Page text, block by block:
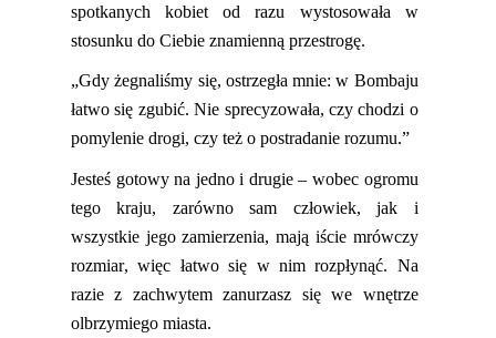
spotkanych kobiet od razu wystosowała w
stosunku do Ciebie znamienną przestrogę.
„Gdy żegnaliśmy się, ostrzegła mnie: w Bombaju
łatwo się zgubić. Nie sprecyzowała, czy chodzi o
pomylenie drogi, czy też o postradanie rozumu.”
Jesteś gotowy na jedno i drugie – wobec ogromu
tego kraju, zarówno sam człowiek, jak i
wszystkie jego zamierzenia, mają iście mrówczy
rozmiar, więc łatwo się w nim rozpłynąć. Na
razie z zachwytem zanurzasz się we wnętrze
olbrzymiego miasta.